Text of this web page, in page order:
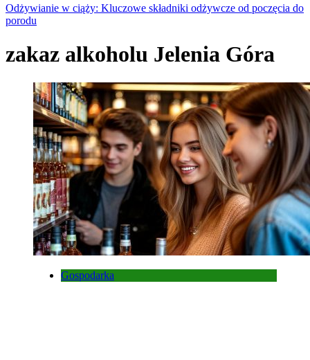
Odżywianie w ciąży: Kluczowe składniki odżywcze od poczęcia do
porodu
zakaz alkoholu Jelenia Góra
Gospodarka